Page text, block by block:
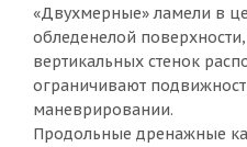
«Двухмерные» ламели в
обледенелой
вертикальных стенок
ограничивают
маневрировании.
Продольные дренажные